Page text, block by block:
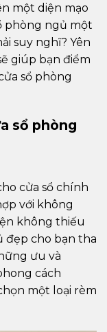
một diện mạo
phòng ngủ một
suy nghĩ? Yên
giúp bạn điểm
sổ phòng
sổ phòng
cửa sổ chính
với không
không thiếu
đẹp cho bạn tha
ưu và
cách
một loại rèm